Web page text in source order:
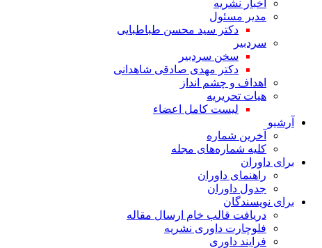
اخبار نشریه
مدیر مسئول
دکتر سید محسن طباطبایی
سردبیر
سخن سردبیر
دکتر مهدی صادقی شاهدانی
اهداف و چشم انداز
هیات تحریریه
لیست کامل اعضاء
آرشیو
آخرین شماره
کلیه شماره‌های مجله
برای داوران
راهنمای داوران
جدول داوران
برای نویسندگان
دریافت قالب خام ارسال مقاله
فلوچارت داوری نشریه
فرایند داوری